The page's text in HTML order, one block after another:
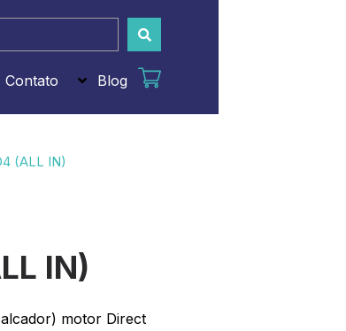
Contato Blog
(ALL IN)
IN)
motor Direct